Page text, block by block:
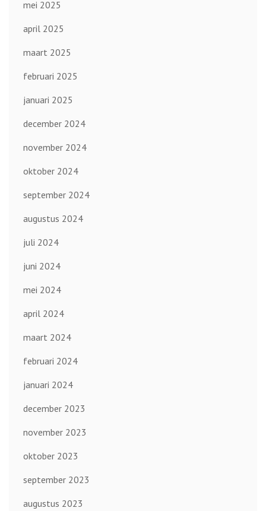
mei 2025
april 2025
maart 2025
februari 2025
januari 2025
december 2024
november 2024
oktober 2024
september 2024
augustus 2024
juli 2024
juni 2024
mei 2024
april 2024
maart 2024
februari 2024
januari 2024
december 2023
november 2023
oktober 2023
september 2023
augustus 2023